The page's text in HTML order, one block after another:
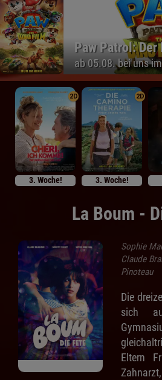
Paw Patrol: Der
ab 05.08. bei uns
2D
3. Woche!
2D
3. Woche!
La Boum -
Sophie
Claude
Pinoteau
Die
sich
Eltern